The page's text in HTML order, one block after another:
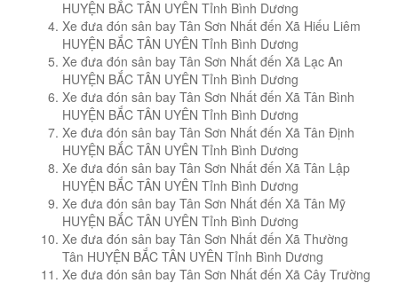
HUYỆN BẮC TÂN UYÊN Tỉnh Bình Dương
Xe đưa đón sân bay Tân Sơn Nhất đến Xã Hiếu Liêm
HUYỆN BẮC TÂN UYÊN Tỉnh Bình Dương
Xe đưa đón sân bay Tân Sơn Nhất đến Xã Lạc An
HUYỆN BẮC TÂN UYÊN Tỉnh Bình Dương
Xe đưa đón sân bay Tân Sơn Nhất đến Xã Tân Bình
HUYỆN BẮC TÂN UYÊN Tỉnh Bình Dương
Xe đưa đón sân bay Tân Sơn Nhất đến Xã Tân Định
HUYỆN BẮC TÂN UYÊN Tỉnh Bình Dương
Xe đưa đón sân bay Tân Sơn Nhất đến Xã Tân Lập
HUYỆN BẮC TÂN UYÊN Tỉnh Bình Dương
Xe đưa đón sân bay Tân Sơn Nhất đến Xã Tân Mỹ
HUYỆN BẮC TÂN UYÊN Tỉnh Bình Dương
Xe đưa đón sân bay Tân Sơn Nhất đến Xã Thường
Tân HUYỆN BẮC TÂN UYÊN Tỉnh Bình Dương
Xe đưa đón sân bay Tân Sơn Nhất đến Xã Cây Trường